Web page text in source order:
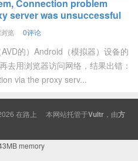
Connection problem
server was unsuccessful
览 0评论
的）Android（模拟器）设备的
去用浏览器访问网络，结果出错：
via the proxy serv...
在路上 本网站托管于Vultr ，由方
memory